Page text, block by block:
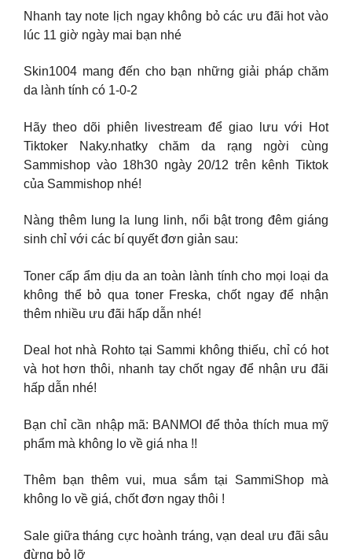
Nhanh tay note lịch ngay không bỏ các ưu đãi hot vào
lúc 11 giờ ngày mai bạn nhé
Skin1004 mang đến cho bạn những giải pháp chăm
da lành tính có 1-0-2
Hãy theo dõi phiên livestream để giao lưu với Hot
Tiktoker Naky.nhatky chăm da rạng ngời cùng
Sammishop vào 18h30 ngày 20/12 trên kênh Tiktok
của Sammishop nhé!
Nàng thêm lung la lung linh, nổi bật trong đêm giáng
sinh chỉ với các bí quyết đơn giản sau:
Toner cấp ẩm dịu da an toàn lành tính cho mọi loại da
không thể bỏ qua toner Freska, chốt ngay để nhận
thêm nhiều ưu đãi hấp dẫn nhé!
Deal hot nhà Rohto tại Sammi không thiếu, chỉ có hot
và hot hơn thôi, nhanh tay chốt ngay để nhận ưu đãi
hấp dẫn nhé!
Bạn chỉ cần nhập mã: BANMOI để thỏa thích mua mỹ
phẩm mà không lo về giá nha !!
Thêm bạn thêm vui, mua sắm tại SammiShop mà
không lo về giá, chốt đơn ngay thôi !
Sale giữa tháng cực hoành tráng, vạn deal ưu đãi sâu
đừng bỏ lỡ